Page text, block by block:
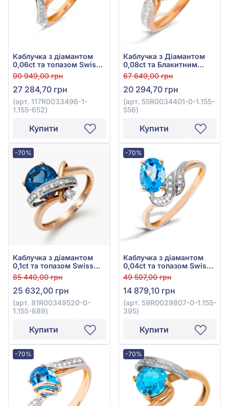
Каблучка з діамантом
0,06ct та топазом Swiss
Blue 2,52ct із червоного
золота 585°, арт.
117R0033496-1-1.155-652
90 949,00 грн
27 284,70 грн
(арт. 117R0033496-1-
1.155-652)
Купити
Каблучка з Діамантом
0,08ct та Блакитним
Топазом Swiss Blue
1,32ct із червоного
золота 585°, арт.
55R0034401-0-1.155-556
67 649,00 грн
20 294,70 грн
(арт. 55R0034401-0-1.155-
556)
Купити
-70%
Каблучка з діамантом
0,1ct та топазом Swiss
Blue 2,56ct із червоного
золота 585°, арт.
81R00349520-0-1.155-
689
85 440,00 грн
25 632,00 грн
(арт. 81R00349520-0-
1.155-689)
Купити
-70%
Каблучка з діамантом
0,04ct та топазом Swiss
Blue 1,55ct із червоного
золота 585°, арт.
59R0029807-0-1.155-395
49 597,00 грн
14 879,10 грн
(арт. 59R0029807-0-1.155-
395)
Купити
-70% -70%